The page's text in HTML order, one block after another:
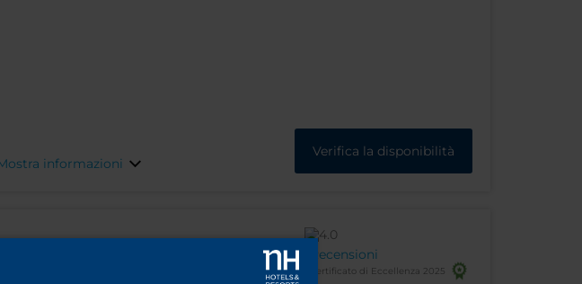
informazioni
Verifica la disponibilità
Recensioni
Certificato di Eccellenza 2025